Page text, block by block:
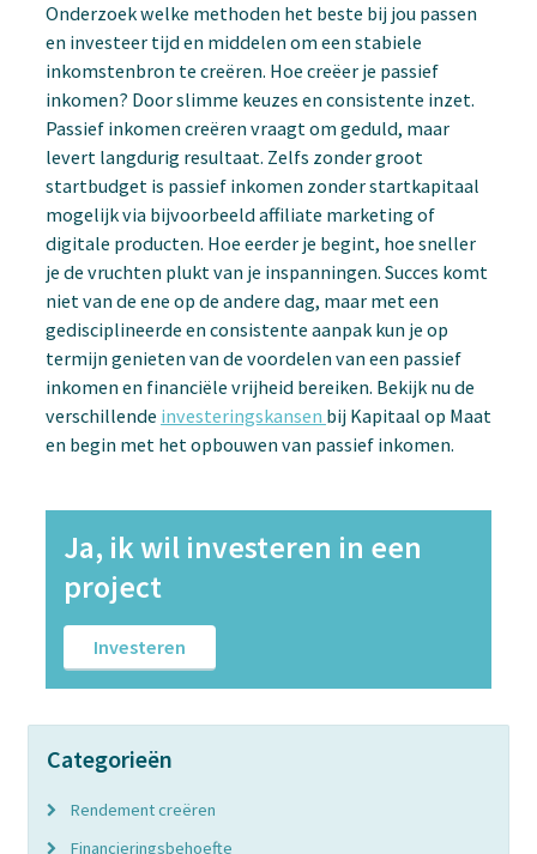
Onderzoek welke methoden het beste bij jou passen
en investeer tijd en middelen om een stabiele
inkomstenbron te creëren. Hoe creëer je passief
inkomen? Door slimme keuzes en consistente inzet.
Passief inkomen creëren vraagt om geduld, maar
levert langdurig resultaat. Zelfs zonder groot
startbudget is passief inkomen zonder startkapitaal
mogelijk via bijvoorbeeld affiliate marketing of
digitale producten. Hoe eerder je begint, hoe sneller
je de vruchten plukt van je inspanningen. Succes komt
niet van de ene op de andere dag, maar met een
gedisciplineerde en consistente aanpak kun je op
termijn genieten van de voordelen van een passief
inkomen en financiële vrijheid bereiken. Bekijk nu de
verschillende investeringskansen bij Kapitaal op Maat
en begin met het opbouwen van passief inkomen.
Ja, ik wil investeren in een
project
Investeren
Categorieën
Rendement creëren
Financieringsbehoefte